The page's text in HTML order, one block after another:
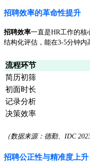
招聘效率的革命性提升
招聘效率一直是HR工作的核
结构化评估，能在3-5分钟内
流程环节
简历初筛
初面时长
记录分析
决策效率
（数据来源：德勤、IDC
招聘公正性与精准度上升